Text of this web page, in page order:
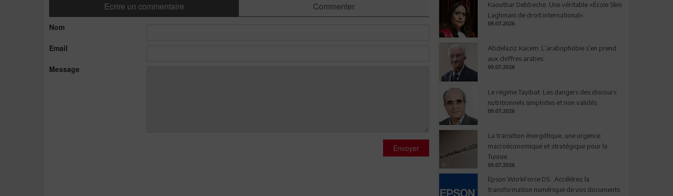
Ecrire un commentaire Commenter
Nom
Email
Message
Envoyer
Kaouthar Debbeche: Une véritable «École Slim
Laghmani de droit international»
09.07.2026
Abdelaziz Kacem: L’arabophobie s’en prend
aux chiffres arabes
09.07.2026
Le régime Tayibat: Les dangers des discours
nutritionnels simplistes et non validés
09.07.2026
La transition énergétique, une urgence
macroéconomique et stratégique pour la
Tunisie
09.07.2026
Epson WorkForce DS : Accélérez la
transformation numérique de vos documents